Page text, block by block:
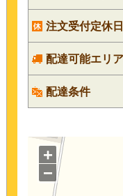
注文受付定休日
配達可能エリア
配達条件
+
−